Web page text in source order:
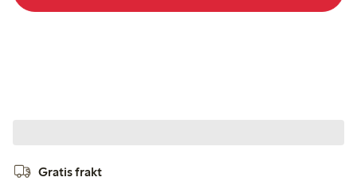
Gratis frakt